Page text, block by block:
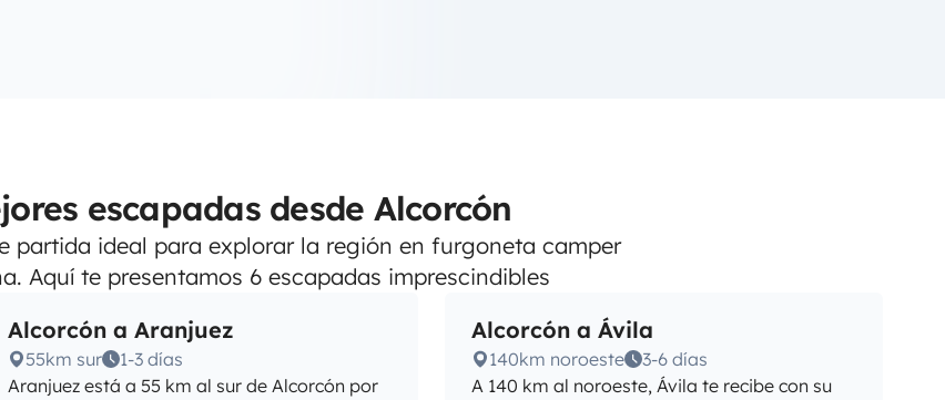
escapadas desde Alcorcón
partida ideal para explorar la región en furgoneta camper
Aquí te presentamos 6 escapadas imprescindibles
Alcorcón a Aranjuez
55km sur
1-3 días
Aranjuez está a 55 km al sur de Alcorcón por
Alcorcón a Ávila
140km noroeste
3-6 días
A 140 km al noroeste, Ávila te recibe con su